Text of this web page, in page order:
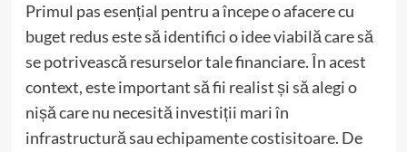
Primul pas esențial pentru a începe o afacere cu
buget redus este să identifici o idee viabilă care să
se potrivească resurselor tale financiare. În acest
context, este important să fii realist și să alegi o
nișă care nu necesită investiții mari în
infrastructură sau echipamente costisitoare. De